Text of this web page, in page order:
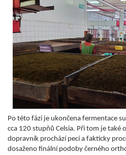
Po této fázi je ukončena fermentace
cca 120 stupňů Celsia. Při tom je také
dopravník prochází pecí a fakticky
dosaženo finální podoby černého